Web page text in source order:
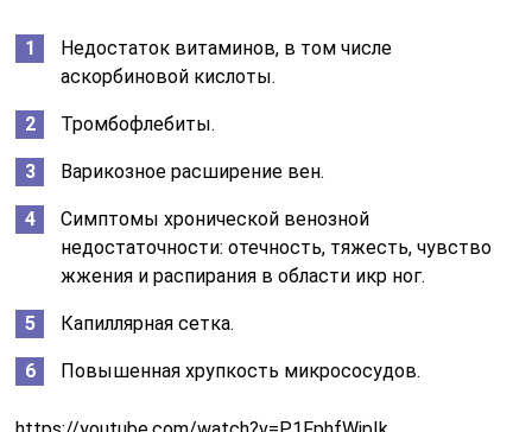
Недостаток витаминов, в том числе
аскорбиновой кислоты.
Тромбофлебиты.
Варикозное расширение вен.
Симптомы хронической венозной
недостаточности: отечность, тяжесть, чувство
жжения и распирания в области икр ног.
Капиллярная сетка.
Повышенная хрупкость микрососудов.